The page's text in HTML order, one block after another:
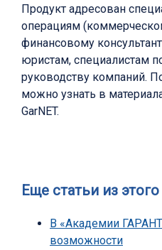
Продукт адресован
операциям
финансовому
юристам, специалистам
руководству компаний.
можно узнать в
GarNET.
Еще статьи из
В «Академии
возможности